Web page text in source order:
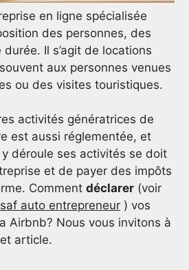
en ligne spécialisée
des personnes, des
Il s’agit de locations
aux personnes venues
ou des visites touristiques.
activités génératrices de
est aussi réglementée, et
déroule ses activités se doit
et de payer des impôts
Comment déclarer (voir
auto entrepreneur ) vos
Airbnb? Nous vous invitons à
article.